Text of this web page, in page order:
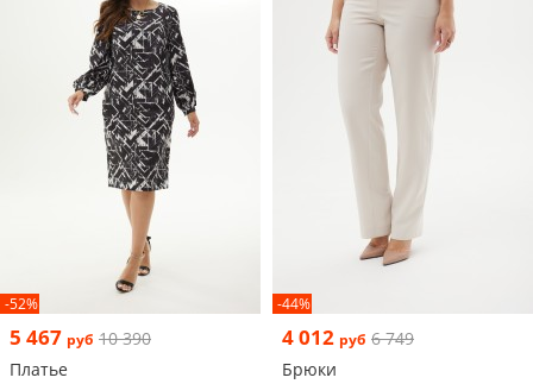
-52%
5 467 руб 10 390
Платье
-44%
4 012 руб 6 749
Брюки